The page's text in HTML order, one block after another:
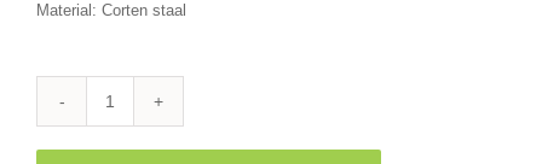
Material: Corten staal
Houtopslag